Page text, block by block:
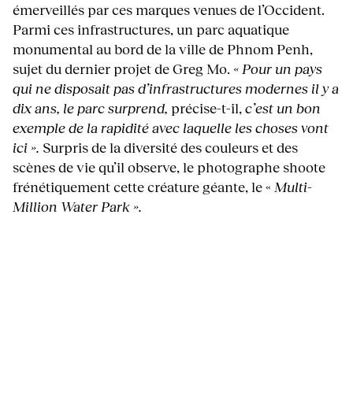
émerveillés par ces marques venues de l’Occident.
Parmi ces infrastructures, un parc aquatique
monumental au bord de la ville de Phnom Penh,
sujet du dernier projet de Greg Mo. « Pour un pays
qui ne disposait pas d’infrastructures modernes il y a
dix ans, le parc surprend, précise-t-il,c’est un bon
exemple de la rapidité avec laquelle les choses vont
ici ». Surpris de la diversité des couleurs et des
scènes de vie qu’il observe, le photographe shoote
frénétiquement cette créature géante, le « Multi-
Million Water Park ».